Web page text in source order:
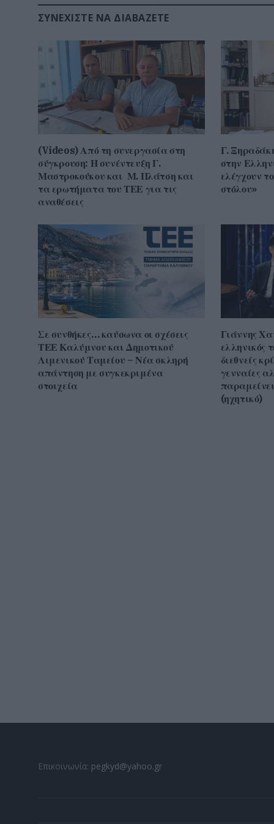
ΣΥΝΕΧΊΣΤΕ ΝΑ ΔΙΑΒΆΖΕΤΕ
(Videos) Από τη συνεργασία στη
σύγκρουση: Η συνέντευξη Γ.
Μαστροκούκου και Μ. Πλάτση και
τα ερωτήματα του ΤΕΕ για τις
αναθέσεις
Γ.
στην
ελέγχουν
στόλου»
Σε συνθήκες… καύσωνα οι σχέσεις
ΤΕΕ Καλύμνου και Δημοτικού
Λιμενικού Ταμείου – Νέα σκληρή
απάντηση με συγκεκριμένα
στοιχεία
Γιάννης
ελληνικός
διεθνείς
γενναίες
(ηχητικό)
Επικοινωνία: pegkyd@yahoo.gr